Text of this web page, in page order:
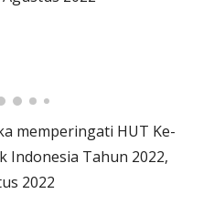
memperingati HUT Ke-
Indonesia Tahun 2022,
2022